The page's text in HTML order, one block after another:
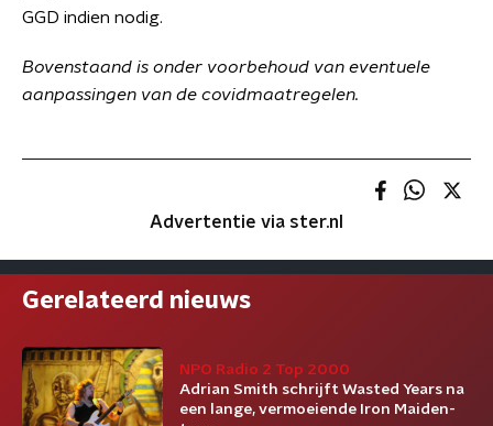
GGD indien nodig.
Bovenstaand is onder voorbehoud van eventuele
aanpassingen van de covidmaatregelen.
Advertentie via ster.nl
Gerelateerd nieuws
NPO Radio 2 Top 2000
Adrian Smith schrijft Wasted Years na
een lange, vermoeiende Iron Maiden-